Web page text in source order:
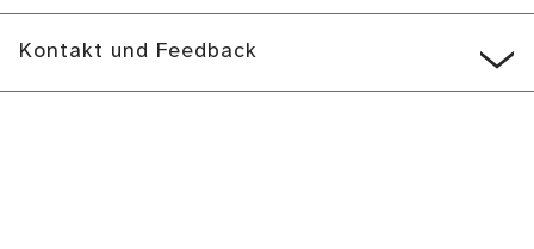
Kontakt und Feedback